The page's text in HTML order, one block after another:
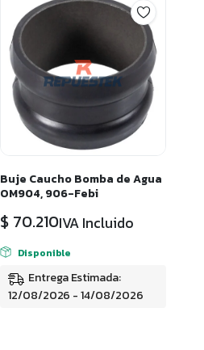
Buje Caucho Bomba de Agua
OM904, 906-Febi
$70.210IVA Incluido
Disponible
Entrega Estimada:
12/08/2026 - 14/08/2026